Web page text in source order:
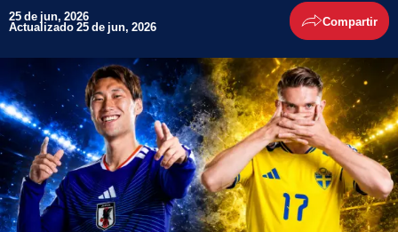
25 de jun, 2026
Actualizado 25 de jun, 2026 Compartir